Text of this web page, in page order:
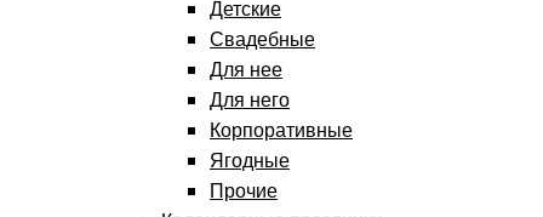
Детские
Свадебные
Для нее
Для него
Корпоративные
Ягодные
Прочие